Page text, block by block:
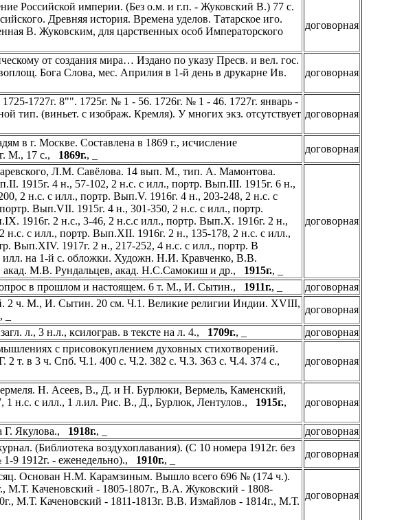
Российской империи. (Без о.м. и г.п. - Жуковский В.) 77 с.
Древняя история. Времена уделов. Татарское иго.
В. Жуковским, для царственных особ Императорского
договорная
от создания мира… Издано по указу Пресв. и вел. гос.
Бога Слова, мес. Априлия в 1-й день в друкарне Ив.
договорная
1727г. 8"". 1725г. № 1 - 56. 1726г. № 1 - 46. 1727г. январь -
тип. (виньет. с изображ. Кремля). У многих экз. отсутствует договорная
в г. Москве. Составлена в 1869 г., исчисление
М., 17 с., 1869г., _
договорная
Л.М. Савёлова. 14 вып. М., тип. А. Мамонтова.
1915г. 4 н., 57-102, 2 н.с. с илл., портр. Вып.III. 1915г. 6 н.,
2 н.с. с илл., портр. Вып.V. 1916г. 4 н., 203-248, 2 н.с. с
Вып.VII. 1915г. 4 н., 301-350, 2 н.с. с илл., портр.
1916г. 2 н.с., 3-46, 2 н.с.с илл., портр. Вып.X. 1916г. 2 н.,
с илл., портр. Вып.XII. 1916г. 2 н., 135-178, 2 н.с. с илл.,
Вып.XIV. 1917г. 2 н., 217-252, 4 н.с. с илл., портр. В
илл. на 1-й с. обложки. Художн. Н.И. Кравченко, В.В.
М.В. Рундальцев, акад. Н.С.Самокиш и др., 1915г., _
договорная
в прошлом и настоящем. 6 т. М., И. Сытин., 1911г., _
договорная
2 ч. М., И. Сытин. 20 см. Ч.1. Великие религии Индии. XVIII,
, _
договорная
л., 3 н.л., ксилограв. в тексте на л. 4., 1709г., _ договорная
с присовокуплением духовных стихотворений.
т. в 3 ч. Спб. Ч.1. 400 с. Ч.2. 382 с. Ч.3. 363 с. Ч.4. 374 с.,
договорная
Н. Асеев, В., Д. и Н. Бурлюки, Вермель, Каменский,
н.с. с илл., 1 л.ил. Рис. В., Д., Бурлюк, Лентулов., 1915г.,
договорная
Г. Якулова., 1918г., _
договорная
(Библиотека воздухоплавания). (С 10 номера 1912г. без
9 1912г. - еженедельно)., 1910г., _
договорная
Основан Н.М. Карамзиным. Вышло всего 696 № (174 ч.).
М.Т. Каченовский - 1805-1807г., В.А. Жуковский - 1808-
М.Т. Каченовский - 1811-1813г. В.В. Измайлов - 1814г., М.Т.
договорная